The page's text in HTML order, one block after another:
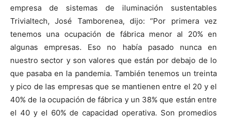
empresa de sistemas de iluminación sustentables
Trivialtech, José Tamborenea, dijo: “Por primera vez
tenemos una ocupación de fábrica menor al 20% en
algunas empresas. Eso no había pasado nunca en
nuestro sector y son valores que están por debajo de lo
que pasaba en la pandemia. También tenemos un treinta
y pico de las empresas que se mantienen entre el 20 y el
40% de la ocupación de fábrica y un 38% que están entre
el 40 y el 60% de capacidad operativa. Son promedios